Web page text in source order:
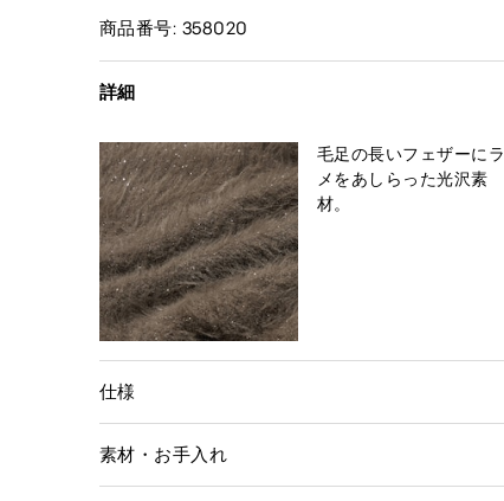
商品番号: 358020
詳細
毛足の長いフェザーにラ
メをあしらった光沢素
材。
仕様
素材・お手入れ